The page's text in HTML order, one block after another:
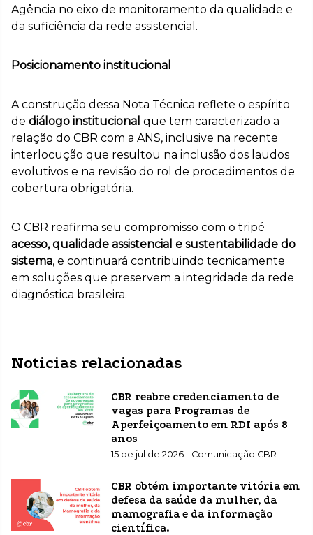
Agência no eixo de monitoramento da qualidade e
da suficiência da rede assistencial.
Posicionamento institucional
A construção dessa Nota Técnica reflete o espírito
de diálogo institucional que tem caracterizado a
relação do CBR com a ANS, inclusive na recente
interlocução que resultou na inclusão dos laudos
evolutivos e na revisão do rol de procedimentos de
cobertura obrigatória.
O CBR reafirma seu compromisso com o tripé
acesso, qualidade assistencial e sustentabilidade do
sistema, e continuará contribuindo tecnicamente
em soluções que preservem a integridade da rede
diagnóstica brasileira.
Noticias relacionadas
CBR reabre credenciamento de
vagas para Programas de
Aperfeiçoamento em RDI após 8
anos
15 de jul de 2026 - Comunicação CBR
CBR obtém importante vitória em
defesa da saúde da mulher, da
mamografia e da informação
científica.